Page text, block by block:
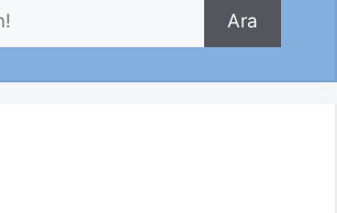
Ara